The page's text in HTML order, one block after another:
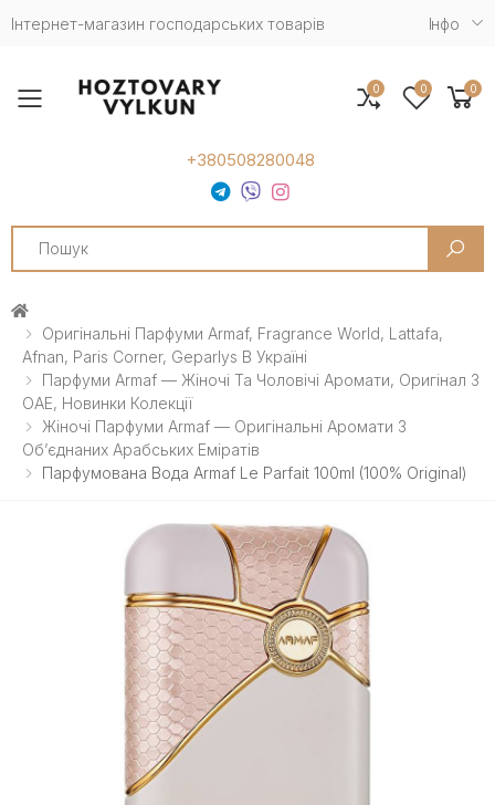
Інтернет-магазин господарських товарів Iнфо
Toggle mobile menu
+380508280048
Search
0 0 0
Оригінальні Парфуми Armaf, Fragrance World, Lattafa,
Afnan, Paris Corner, Geparlys В Україні
Парфуми Armaf — Жіночі Та Чоловічі Аромати, Оригінал З
ОАЕ, Новинки Колекції
Жіночі Парфуми Armaf — Оригінальні Аромати З
Обʼєднаних Арабських Еміратів
Парфумована Вода Armaf Le Parfait 100ml (100% Original)